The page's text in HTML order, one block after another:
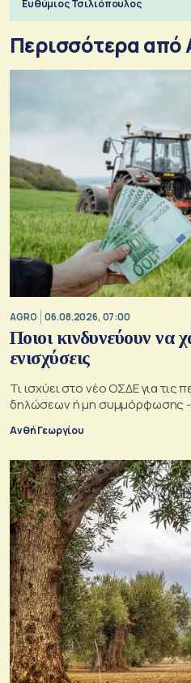
Ευθύμιος Τσιλιόπουλος
Περισσότερα από
AGRO 06.08.2026, 07:00
Ποιοι κινδυνεύουν να
ενισχύσεις
Τι ισχύει στο νέο ΟΣΔΕ για τις
δηλώσεων ή μη συμμόρφωσης -
Ανθή Γεωργίου